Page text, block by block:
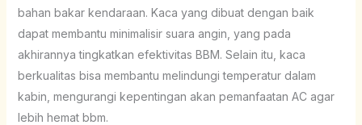
bahan bakar kendaraan. Kaca yang dibuat dengan baik
dapat membantu minimalisir suara angin, yang pada
akhirannya tingkatkan efektivitas BBM. Selain itu, kaca
berkualitas bisa membantu melindungi temperatur dalam
kabin, mengurangi kepentingan akan pemanfaatan AC agar
lebih hemat bbm.